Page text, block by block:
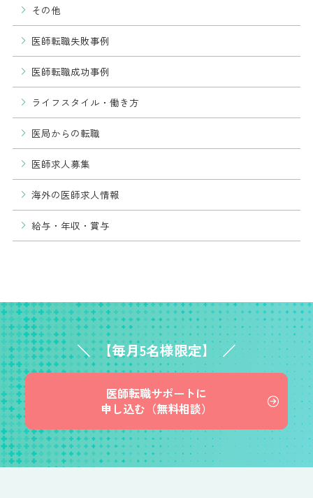
その他
医師転職失敗事例
医師転職成功事例
ライフスタイル・働き方
医局からの転職
医師求人募集
海外の医師求人情報
給与・年収・賞与
【毎月5名様限定】
医師転職サポートに
申し込む（無料相談）